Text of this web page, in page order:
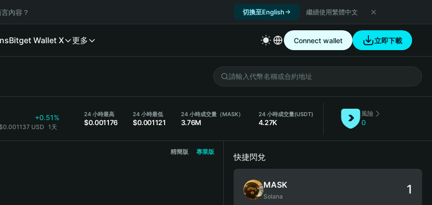
內容？ 切換至English 繼續使用繁體中文
Bitget Wallet X 更多 Connect wallet 立即下載
+0.51%
USD 1天
24 小時最高
$0.001176
24 小時最低
$0.001121
24 小時成交量（MASK）
3.76M
24 小時成交量(USDT)
4.27K
風險
0
精簡版 專業版
快捷閃兌
MASK
Solana